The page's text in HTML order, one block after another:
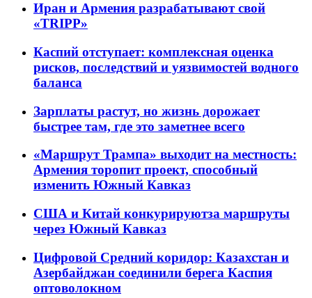
Иран и Армения разрабатывают свой
«TRIPP»
Каспий отступает: комплексная оценка
рисков, последствий и уязвимостей водного
баланса
Зарплаты растут, но жизнь дорожает
быстрее там, где это заметнее всего
«Маршрут Трампа» выходит на местность:
Армения торопит проект, способный
изменить Южный Кавказ
США и Китай конкурируютза маршруты
через Южный Кавказ
Цифровой Средний коридор: Казахстан и
Азербайджан соединили берега Каспия
оптоволокном